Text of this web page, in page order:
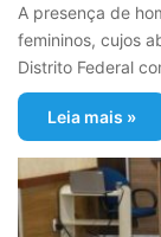
A presença de
femininos, cujos
Distrito Federal
Leia mais »